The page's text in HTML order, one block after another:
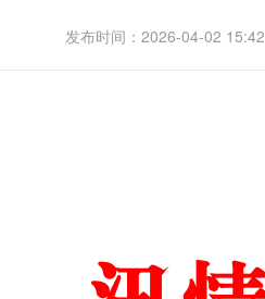
发布时间：2026-04-02 15:42